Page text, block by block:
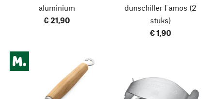
aluminium
€ 21,90
dunschiller Famos (2
stuks)
€ 1,90